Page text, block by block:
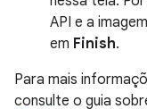
API e a
em Finish.
Para mais
consulte o guia